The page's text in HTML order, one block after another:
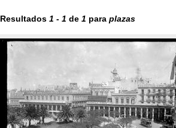
Resultados 1 - 1 de 1 para plazas